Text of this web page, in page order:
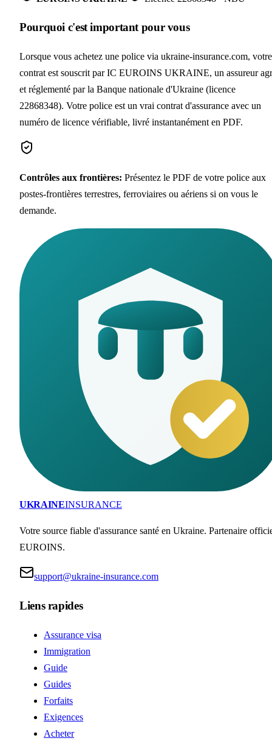
Pourquoi c'est important pour vous
Lorsque vous achetez une police via ukraine-insurance.com, votre
contrat est souscrit par IC EUROINS UKRAINE, un assureur
et réglementé par la Banque nationale d'Ukraine (licence
22868348). Votre police est un vrai contrat d'assurance avec un
numéro de licence vérifiable, livré instantanément en PDF.
Contrôles aux frontières: Présentez le PDF de votre police aux
postes-frontières terrestres, ferroviaires ou aériens si on vous le
demande.
UKRAINEINSURANCE
Votre source fiable d'assurance santé en Ukraine. Partenaire
EUROINS.
support@ukraine-insurance.com
Liens rapides
Assurance visa
Immigration
Guide
Guides
Forfaits
Exigences
Acheter